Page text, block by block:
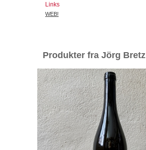
Links
WEB!
Produkter fra Jörg Bretz